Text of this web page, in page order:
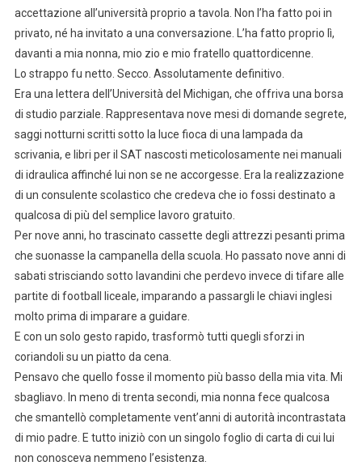
accettazione all’università proprio a tavola. Non l’ha fatto poi in
privato, né ha invitato a una conversazione. L’ha fatto proprio lì,
davanti a mia nonna, mio zio e mio fratello quattordicenne.
Lo strappo fu netto. Secco. Assolutamente definitivo.
Era una lettera dell’Università del Michigan, che offriva una borsa
di studio parziale. Rappresentava nove mesi di domande segrete,
saggi notturni scritti sotto la luce fioca di una lampada da
scrivania, e libri per il SAT nascosti meticolosamente nei manuali
di idraulica affinché lui non se ne accorgesse. Era la realizzazione
di un consulente scolastico che credeva che io fossi destinato a
qualcosa di più del semplice lavoro gratuito.
Per nove anni, ho trascinato cassette degli attrezzi pesanti prima
che suonasse la campanella della scuola. Ho passato nove anni di
sabati strisciando sotto lavandini che perdevo invece di tifare alle
partite di football liceale, imparando a passargli le chiavi inglesi
molto prima di imparare a guidare.
E con un solo gesto rapido, trasformò tutti quegli sforzi in
coriandoli su un piatto da cena.
Pensavo che quello fosse il momento più basso della mia vita. Mi
sbagliavo. In meno di trenta secondi, mia nonna fece qualcosa
che smantellò completamente vent’anni di autorità incontrastata
di mio padre. E tutto iniziò con un singolo foglio di carta di cui lui
non conosceva nemmeno l’esistenza.